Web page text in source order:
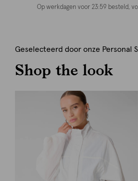
Op werkdagen voor 23:59 besteld,
Geselecteerd door onze Personal
Shop the look